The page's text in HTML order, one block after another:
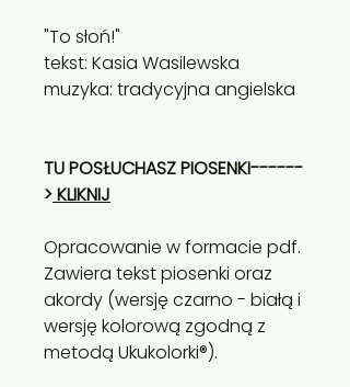
"To słoń!"
tekst: Kasia Wasilewska
muzyka: tradycyjna angielska
TU POSŁUCHASZ PIOSENKI------
>KLIKNIJ
Opracowanie w formacie pdf.
Zawiera tekst piosenki oraz
akordy (wersję czarno - białą i
wersję kolorową zgodną z
metodą Ukukolorki®).